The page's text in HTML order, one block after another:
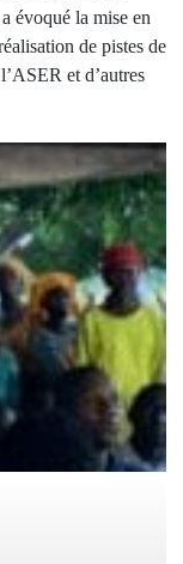
évoqué la mise en
de pistes de
et d’autres